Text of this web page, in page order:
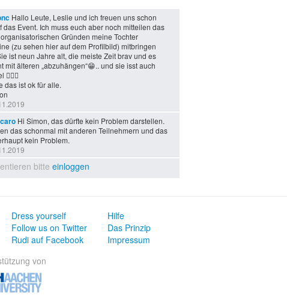
Hallo Leute, Leslie und ich freuen uns schon
das Event. Ich muss euch aber noch mitteilen das
Gründen meine Tochter
(zu sehen hier auf dem Profilbild) mitbringen
ist neun Jahre alt, die meiste Zeit brav und es
mit älteren „abzuhängen“😁.. und sie isst auch
das ist ok für alle.
Hi Simon, das dürfte kein Problem darstellen.
das schonmal mit anderen Teilnehmern und das
kein Problem.
bitte einloggen
Dress yourself
Follow us on Twitter
Rudi auf Facebook
Hilfe
Das Prinzip
Impressum
von